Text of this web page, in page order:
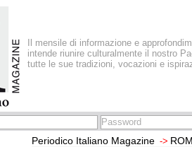
Il mensile di informazione e
intende riunire culturalmente il nostro
tutte le sue tradizioni, vocazioni e
Periodico Italiano Magazine ->